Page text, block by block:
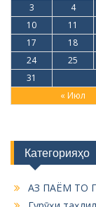
« Июл
3
4
10
11
17
18
24
25
31
Категорияҳо
АЗ ПАЁМ ТО